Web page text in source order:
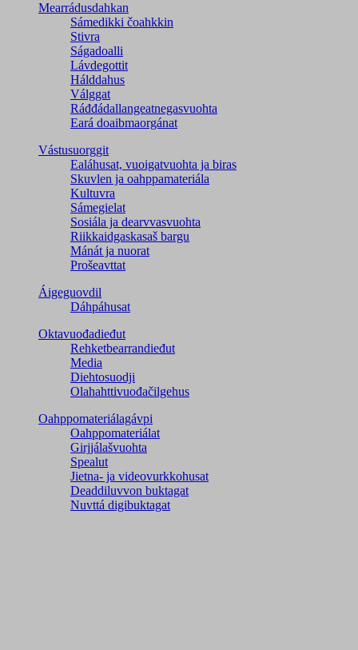
Mearrádusdahkan
Sámedikki čoahkkin
Stivra
Ságadoalli
Lávdegottit
Hálddahus
Válggat
Ráđđádallangeatnegas­vuohta
Eará doaibmaorgánat
Vástusuorggit
Ealáhusat, vuoigatvuohta ja biras
Skuvlen ja oahppamateriála
Kultuvra
Sámegielat
Sosiála ja dearvvasvuohta
Riikkaidgaskasaš bargu
Mánát ja nuorat
Prošeavttat
Áigeguovdil
Dáhpáhusat
Oktavuođadieđut
Rehketbearrandieđut
Media
Diehtosuodji
Olahahttivuođačilgehus
Oahppomateriálagávpi
Oahppomateriálat
Girjjálašvuohta
Spealut
Jietna- ja videovurkkohusat
Deaddiluvvon buktagat
Nuvttá digibuktagat